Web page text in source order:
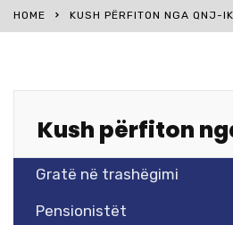
HOME KUSH PËRFITON NGA QNJ-
Kush përfiton
Gratë në trashëgimi
Pensionistët